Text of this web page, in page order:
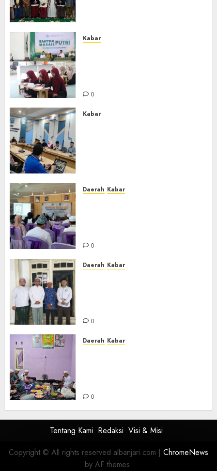
Kabar
0
Kabar
Daerah Kabar
0
Daerah Kabar
0
Daerah Kabar
0
Tentang Kami Redaksi Visi & Misi
Copyright © All rights reserved albanjari.com | ChromeNews
by AF themes.